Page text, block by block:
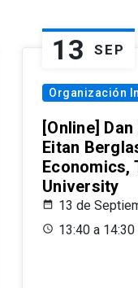
13 SEP
Organización
[Online]
Eitan
Economics,
University
13 de
13:40 a 14:30